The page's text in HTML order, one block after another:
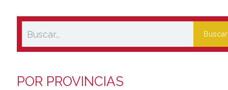
Buscar
POR PROVINCIAS